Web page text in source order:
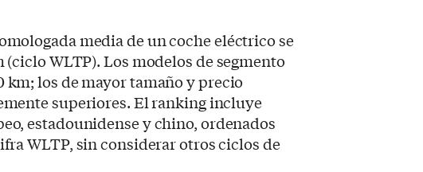
media de un coche eléctrico se
WLTP). Los modelos de segmento
km; los de mayor tamaño y precio
superiores. El ranking incluye
estadounidense y chino, ordenados
WLTP, sin considerar otros ciclos de